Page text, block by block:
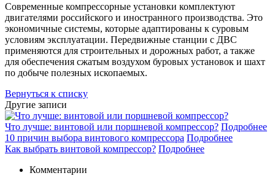
Современные компрессорные установки комплектуют
двигателями российского и иностранного производства. Это
экономичные системы, которые адаптированы к суровым
условиям эксплуатации. Передвижные станции с ДВС
применяются для строительных и дорожных работ, а также
для обеспечения сжатым воздухом буровых установок и шахт
по добыче полезных ископаемых.
Вернуться к списку
Другие записи
Что лучше: винтовой или поршневой компрессор? Подробнее
10 причин выбора винтового компрессора Подробнее
Как выбрать винтовой компрессор? Подробнее
Комментарии